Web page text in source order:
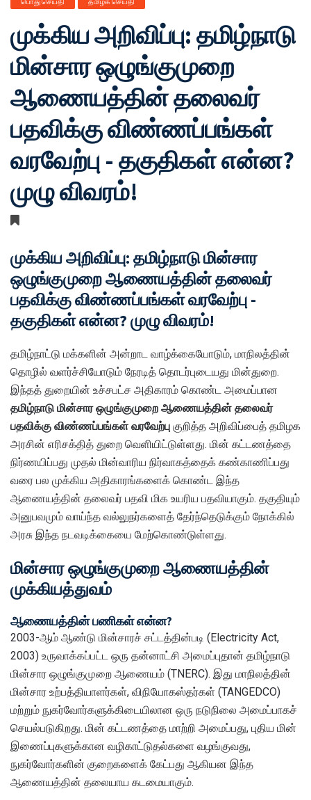
முக்கிய அறிவிப்பு: தமிழ்நாடு
மின்சார ஒழுங்குமுறை
ஆணையத்தின் தலைவர்
பதவிக்கு விண்ணப்பங்கள்
வரவேற்பு - தகுதிகள் என்ன?
முழு விவரம்!
முக்கிய அறிவிப்பு: தமிழ்நாடு மின்சார
ஒழுங்குமுறை ஆணையத்தின் தலைவர்
பதவிக்கு விண்ணப்பங்கள் வரவேற்பு -
தகுதிகள் என்ன? முழு விவரம்!
தமிழ்நாட்டு மக்களின் அன்றாட வாழ்க்கையோடும், மாநிலத்தின்
தொழில் வளர்ச்சியோடும் நேரடித் தொடர்புடையது மின்துறை.
இந்தத் துறையின் உச்சபட்ச அதிகாரம் கொண்ட அமைப்பான
தமிழ்நாடு மின்சார ஒழுங்குமுறை ஆணையத்தின் தலைவர்
பதவிக்கு விண்ணப்பங்கள் வரவேற்பு குறித்த அறிவிப்பைத் தமிழக
அரசின் எரிசக்தித் துறை வெளியிட்டுள்ளது. மின் கட்டணத்தை
நிர்ணயிப்பது முதல் மின்வாரிய நிர்வாகத்தைக் கண்காணிப்பது
வரை பல முக்கிய அதிகாரங்களைக் கொண்ட இந்த
ஆணையத்தின் தலைவர் பதவி மிக உயரிய பதவியாகும். தகுதியும்
அனுபவமும் வாய்ந்த வல்லுநர்களைத் தேர்ந்தெடுக்கும் நோக்கில்
அரசு இந்த நடவடிக்கையை மேற்கொண்டுள்ளது.
மின்சார ஒழுங்குமுறை ஆணையத்தின்
முக்கியத்துவம்
ஆணையத்தின் பணிகள் என்ன?
2003-ஆம் ஆண்டு மின்சாரச் சட்டத்தின்படி (Electricity Act,
2003) உருவாக்கப்பட்ட ஒரு தன்னாட்சி அமைப்புதான் தமிழ்நாடு
மின்சார ஒழுங்குமுறை ஆணையம் (TNERC). இது மாநிலத்தின்
மின்சார உற்பத்தியாளர்கள், விநியோகஸ்தர்கள் (TANGEDCO)
மற்றும் நுகர்வோர்களுக்கிடையிலான ஒரு நடுநிலை அமைப்பாகச்
செயல்படுகிறது. மின் கட்டணத்தை மாற்றி அமைப்பது, புதிய மின்
இணைப்புகளுக்கான வழிகாட்டுதல்களை வழங்குவது,
நுகர்வோர்களின் குறைகளைக் கேட்பது ஆகியன இந்த
ஆணையத்தின் தலையாய கடமையாகும்.